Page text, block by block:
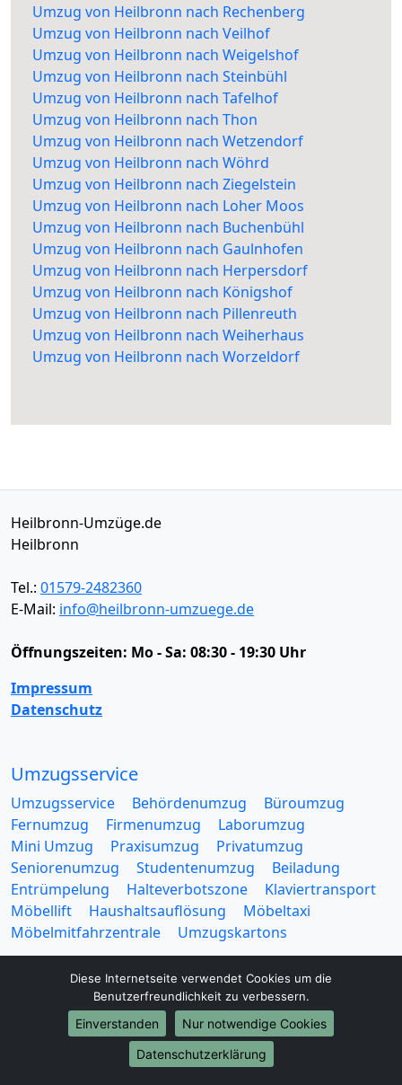
Umzug von Heilbronn nach Rechenberg
Umzug von Heilbronn nach Veilhof
Umzug von Heilbronn nach Weigelshof
Umzug von Heilbronn nach Steinbühl
Umzug von Heilbronn nach Tafelhof
Umzug von Heilbronn nach Thon
Umzug von Heilbronn nach Wetzendorf
Umzug von Heilbronn nach Wöhrd
Umzug von Heilbronn nach Ziegelstein
Umzug von Heilbronn nach Loher Moos
Umzug von Heilbronn nach Buchenbühl
Umzug von Heilbronn nach Gaulnhofen
Umzug von Heilbronn nach Herpersdorf
Umzug von Heilbronn nach Königshof
Umzug von Heilbronn nach Pillenreuth
Umzug von Heilbronn nach Weiherhaus
Umzug von Heilbronn nach Worzeldorf
Heilbronn-Umzüge.de
Heilbronn
Tel.: 01579-2482360
E-Mail: info@heilbronn-umzuege.de
Öffnungszeiten: Mo - Sa: 08:30 - 19:30 Uhr
Impressum
Datenschutz
Umzugsservice
Umzugsservice Behördenumzug
Büroumzug
Fernumzug
Firmenumzug
Laborumzug
Mini Umzug
Praxisumzug
Privatumzug
Seniorenumzug
Studentenumzug
Beiladung
Entrümpelung
Halteverbotszone
Klaviertransport
Möbellift
Haushaltsauflösung
Möbeltaxi
Möbelmitfahrzentrale
Umzugskartons
Europa-Umzüge
Diese Internetseite verwendet Cookies um die
Benutzerfreundlichkeit zu verbessern.
Einverstanden
Nur notwendige Cookies
Datenschutzerklärung